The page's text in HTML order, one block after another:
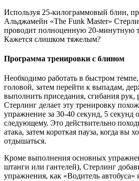
Используя 25-килограммовый блин,
Альджамейн «The Funk Master»
проводит полноценную 20-минутную
Кажется слишком тяжелым?
Программа тренировки с блином
Необходимо работать в быстром
головой, затем перейти к выпадам,
выполнить приседания, сгибания рук,
Стерлинг делает эту тренировку
упражнение за 30-40 секунд, 5 секунд
следующему. Это действительно
атака, затем короткая пауза, когда вы
отдышаться.
Кроме выполнения основных
штанги или гантелей), Стерлинг
упражнения, как «Водитель автобуса»